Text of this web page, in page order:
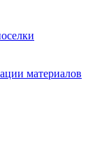
материалов